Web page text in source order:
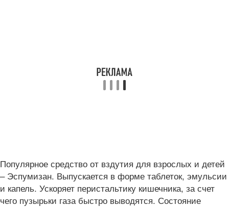
Популярное средство от вздутия для взрослых и детей
– Эспумизан. Выпускается в форме таблеток, эмульсии
и капель. Ускоряет перистальтику кишечника, за счет
чего пузырьки газа быстро выводятся. Состояние